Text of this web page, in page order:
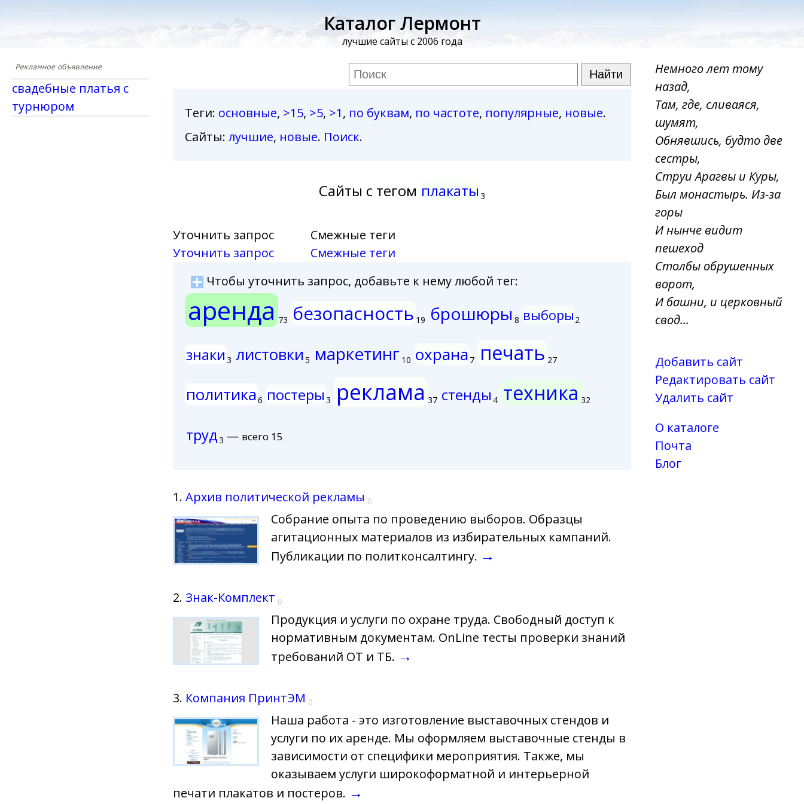
Каталог Лермонт
лучшие сайты с 2006 года
свадебные платья с
турнюром
Теги: основные, >15, >5, >1, по буквам, по частоте, популярные, новые.
Сайты: лучшие, новые. Поиск.
Сайты с тегом плакаты 3
Уточнить запрос
Уточнить запрос
Смежные теги
Смежные теги
Чтобы уточнить запрос, добавьте к нему любой тег:
аренда 73 безопасность 19 брошюры 8 выборы 2
знаки 3 листовки5 маркетинг 10 охрана 7 печать 27
политика6 постеры 3 реклама 37 стенды 4 техника 32
труд3 — всего 15
1. Архив политической рекламы 0
Собрание опыта по проведению выборов. Образцы
агитационных материалов из избирательных кампаний.
Публикации по политконсалтингу. →
2. Знак-Комплект 0
Продукция и услуги по охране труда. Свободный доступ к
нормативным документам. OnLine тесты проверки знаний
требований ОТ и ТБ. →
3. Компания ПринтЭМ 0
Наша работа - это изготовление выставочных стендов и
услуги по их аренде. Мы оформляем выставочные стенды в
зависимости от специфики мероприятия. Также, мы
оказываем услуги широкоформатной и интерьерной
печати плакатов и постеров. →
Немного лет тому
назад,
Там, где, сливаяся,
шумят,
Обнявшись, будто две
сестры,
Струи Арагвы и Куры,
Был монастырь. Из-за
горы
И нынче видит
пешеход
Столбы обрушенных
ворот,
И башни, и церковный
свод...
Добавить сайт
Редактировать сайт
Удалить сайт
О каталоге
Почта
Блог